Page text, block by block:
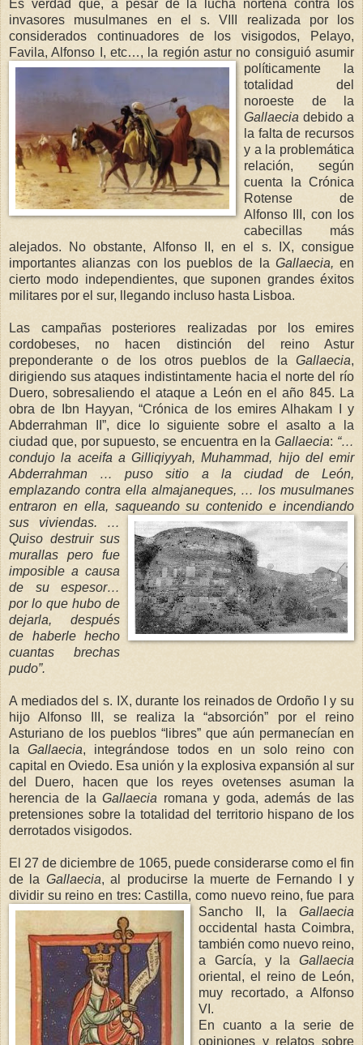
Es verdad que, a pesar de la lucha norteña contra los
invasores musulmanes en el s. VIII realizada por los
considerados continuadores de los visigodos, Pelayo,
Favila, Alfonso I, etc…, la región astur no consiguióasumir
políticamente la
totalidad del
noroeste de
la
Gallaecia debido a
la falta de recursos
y a la problemática
relación, según
cuenta
la Crónica
Rotense de
Alfonso III, con los
cabecillas más
alejados. No obstante, Alfonso II, en el s. IX, consigue
importantes alianzas con los pueblos de
la Gallaecia, en
cierto modo independientes, que suponen grandes éxitos
militares por el sur, llegando incluso hasta Lisboa.
Las campañas posteriores realizadas por los emires
cordobeses, no hacen distinción del reino Astur
preponderante o de los otros pueblos de
la Gallaecia,
dirigiendo sus ataques indistintamente hacia el norte del río
Duero, sobresaliendo el ataque a León en el año 845. La
obra de Ibn Hayyan, “Crónica de los emires Alhakam I y
Abderrahman II”, dice lo siguiente sobre el asalto a la
ciudad que, por supuesto, se encuentra en laGallaecia: “…
condujo la aceifa a Gilliqiyyah, Muhammad, hijo del emir
Abderrahman … puso sitio a la ciudad de León,
emplazando contra ella almajaneques, … los musulmanes
entraron en ella, saqueando su contenido e incendiando
sus viviendas. …
Quiso destruir sus
murallas pero fue
imposible a causa
de su espesor…
por lo que hubo de
dejarla, después
de haberle hecho
cuantas brechas
pudo”.
A mediados del s. IX, durante los reinados de Ordoño I y su
hijo Alfonso III, se realiza la “absorción” por el reino
Asturiano de los pueblos “libres” que aún permanecían en
la
Gallaecia, integrándose todos en un solo reino con
capital en Oviedo. Esa unión y la explosiva expansión al sur
del Duero, hacen que los reyes ovetenses asuman la
herencia de
laGallaecia romana y goda, además de las
pretensiones sobre la totalidad del territorio hispano de los
derrotados visigodos.
El 27 de diciembre de 1065, puede considerarse como el fin
de
la Gallaecia, al producirse la muerte de Fernando I y
dividir su reino en tres: Castilla, como nuevo reino, fue para
Sancho II,
laGallaecia
occidental hasta Coimbra,
también como nuevo reino,
a García, y
la Gallaecia
oriental, el reino de León,
muy recortado, a Alfonso
VI.
En cuanto a la serie de
opiniones y relatos sobre